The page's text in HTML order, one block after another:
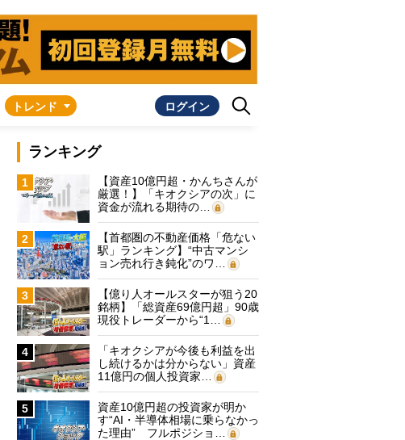
トレンド ログイン
ランキング
1
【資産10億円超・かんちさんが
厳選！】「キオクシアの次」に
資金が流れる期待の…
2
【首都圏の不動産価格「危ない
駅」ランキング】“中古マンシ
ョン売れ行き鈍化”のワ…
3
【億り人オールスターが狙う20
銘柄】「総資産69億円超」90歳
現役トレーダーから“1…
4
「キオクシアが今後も利益を出
し続けるかは分からない」資産
11億円の個人投資家…
5
資産10億円超の投資家が明か
す“AI・半導体相場に乗らなかっ
た理由” フルポジショ…